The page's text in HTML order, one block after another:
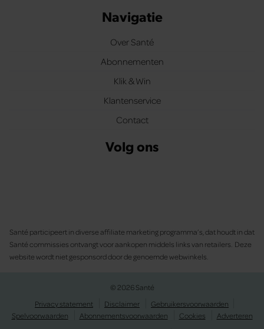
Navigatie
Over Santé
Abonnementen
Klik & Win
Klantenservice
Contact
Volg ons
Santé participeert in diverse affiliate marketing programma’s, dat houdt in dat
Santé commissies ontvangt voor aankopen middels links van retailers. Deze
website wordt niet gesponsord door de genoemde webwinkels.
© 2026 Santé
Privacy statement
Disclaimer
Gebruikersvoorwaarden
Spelvoorwaarden
Abonnementsvoorwaarden Cookies
Adverteren